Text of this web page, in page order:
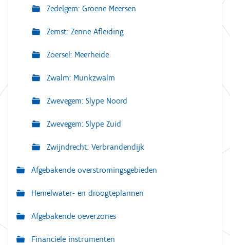
Zedelgem: Groene Meersen
Zemst: Zenne Afleiding
Zoersel: Meerheide
Zwalm: Munkzwalm
Zwevegem: Slype Noord
Zwevegem: Slype Zuid
Zwijndrecht: Verbrandendijk
Afgebakende overstromingsgebieden
Hemelwater- en droogteplannen
Afgebakende oeverzones
Financiële instrumenten